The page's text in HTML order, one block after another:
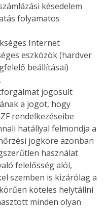
késedelem
folyamatos
Internet
eszközök (hardver
beállításai)
jogosult
a jogot, hogy
rendelkezéseibe
hatállyal felmondja a
jogköre azonban
használat
felelősség alól,
szemben is kizárólag a
köteles helytállni
minden olyan